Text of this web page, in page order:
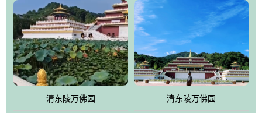
园、打造佛教精品旅游圣地”为目标，以海外归侨、国内外知名人士
的墓地安葬、祭祀吊亡并结合旅游参观构成其主要使用功能；以苍
郁绚丽、优雅宜人的园林景观构成其外部形象。通过墓园建设与造
园手法相结合的默契操作，建成一处特色鲜明、服务周全、环境优
美、民族风格突出，与周边文物古迹交相呼应的极具吸引力的花园
式园林。
万佛园工程一期占地448亩，目前完成投资近12亿元人民币，园区采
清东陵万佛园 清东陵万佛园